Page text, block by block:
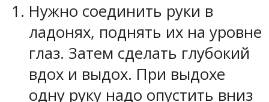
Нужно соединить руки в
ладонях, поднять их на уровне
глаз. Затем сделать глубокий
вдох и выдох. При выдохе
одну руку надо опустить вниз